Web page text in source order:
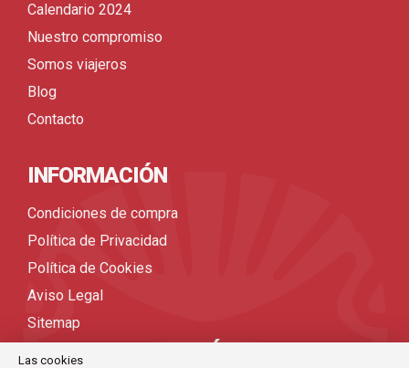
Calendario 2024
Nuestro compromiso
Somos viajeros
Blog
Contacto
INFORMACIÓN
Condiciones de compra
Política de Privacidad
Política de Cookies
Aviso Legal
Sitemap
ENLACES DE INTERÉS
Las cookies